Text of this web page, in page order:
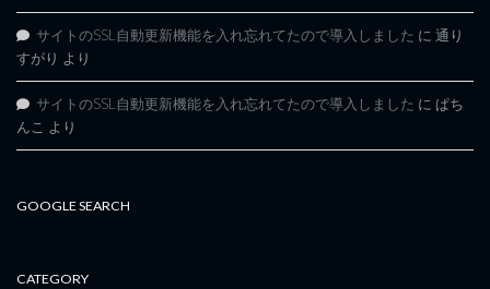
サイトのSSL自動更新機能を入れ忘れてたので導入しました に 通り
すがり より
サイトのSSL自動更新機能を入れ忘れてたので導入しました に ぱち
んこ より
GOOGLE SEARCH
CATEGORY